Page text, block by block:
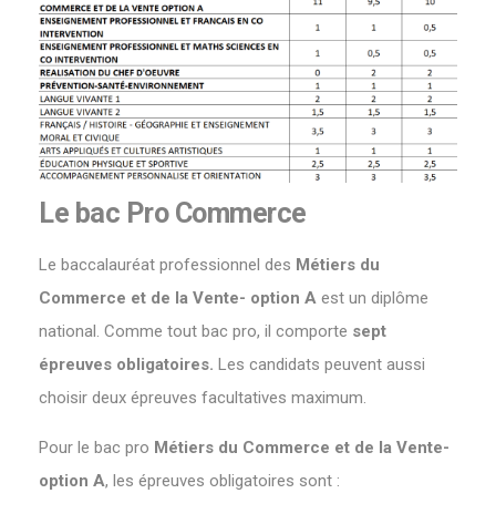
Le bac Pro Commerce
Le baccalauréat professionnel des Métiers du
Commerce et de la Vente- option A est un diplôme
national. Comme tout bac pro, il comporte sept
épreuves obligatoires. Les candidats peuvent aussi
choisir deux épreuves facultatives maximum.
Pour le bac pro Métiers du Commerce et de la Vente-
option A, les épreuves obligatoires sont :